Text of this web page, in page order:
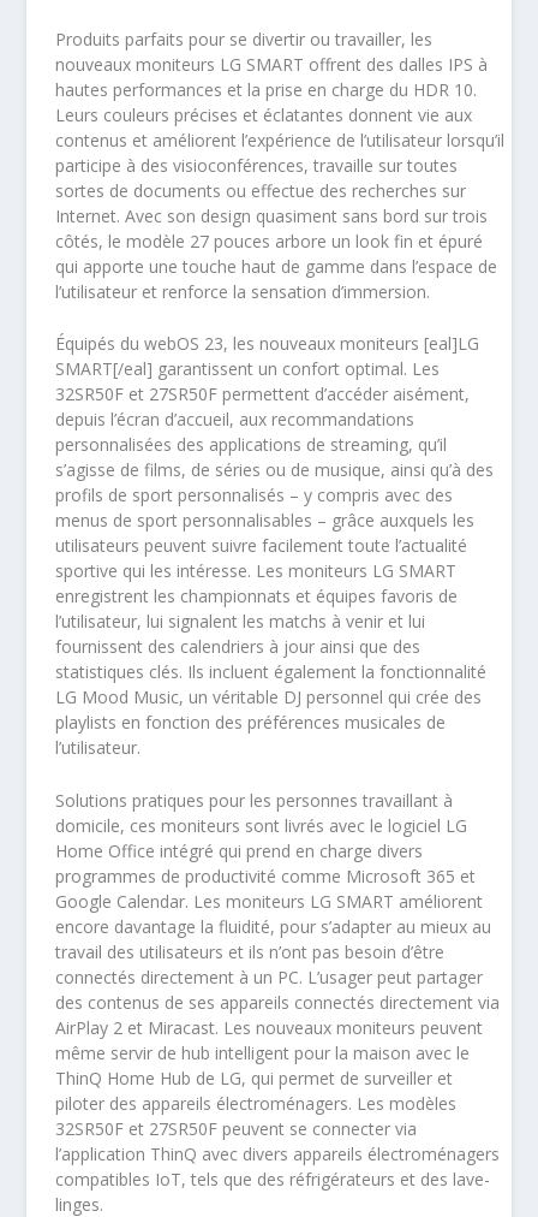
Produits parfaits pour se divertir ou travailler, les
nouveaux moniteurs LG SMART offrent des dalles IPS à
hautes performances et la prise en charge du HDR 10.
Leurs couleurs précises et éclatantes donnent vie aux
contenus et améliorent l’expérience de l’utilisateur lorsqu’il
participe à des visioconférences, travaille sur toutes
sortes de documents ou effectue des recherches sur
Internet. Avec son design quasiment sans bord sur trois
côtés, le modèle 27 pouces arbore un look fin et épuré
qui apporte une touche haut de gamme dans l’espace de
l’utilisateur et renforce la sensation d’immersion.
Équipés du webOS 23, les nouveaux moniteurs [eal]LG
SMART[/eal] garantissent un confort optimal. Les
32SR50F et 27SR50F permettent d’accéder aisément,
depuis l’écran d’accueil, aux recommandations
personnalisées des applications de streaming, qu’il
s’agisse de films, de séries ou de musique, ainsi qu’à des
profils de sport personnalisés – y compris avec des
menus de sport personnalisables – grâce auxquels les
utilisateurs peuvent suivre facilement toute l’actualité
sportive qui les intéresse. Les moniteurs LG SMART
enregistrent les championnats et équipes favoris de
l’utilisateur, lui signalent les matchs à venir et lui
fournissent des calendriers à jour ainsi que des
statistiques clés. Ils incluent également la fonctionnalité
LG Mood Music, un véritable DJ personnel qui crée des
playlists en fonction des préférences musicales de
l’utilisateur.
Solutions pratiques pour les personnes travaillant à
domicile, ces moniteurs sont livrés avec le logiciel LG
Home Office intégré qui prend en charge divers
programmes de productivité comme Microsoft 365 et
Google Calendar. Les moniteurs LG SMART améliorent
encore davantage la fluidité, pour s’adapter au mieux au
travail des utilisateurs et ils n’ont pas besoin d’être
connectés directement à un PC. L’usager peut partager
des contenus de ses appareils connectés directement via
AirPlay 2 et Miracast. Les nouveaux moniteurs peuvent
même servir de hub intelligent pour la maison avec le
ThinQ Home Hub de LG, qui permet de surveiller et
piloter des appareils électroménagers. Les modèles
32SR50F et 27SR50F peuvent se connecter via
l’application ThinQ avec divers appareils électroménagers
compatibles IoT, tels que des réfrigérateurs et des lave-
linges.